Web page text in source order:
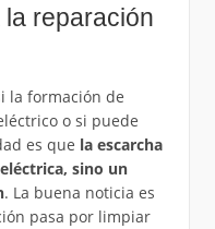
reparación
la formación de
o si puede
es que la escarcha
sino un
. La buena noticia es
pasa por limpiar